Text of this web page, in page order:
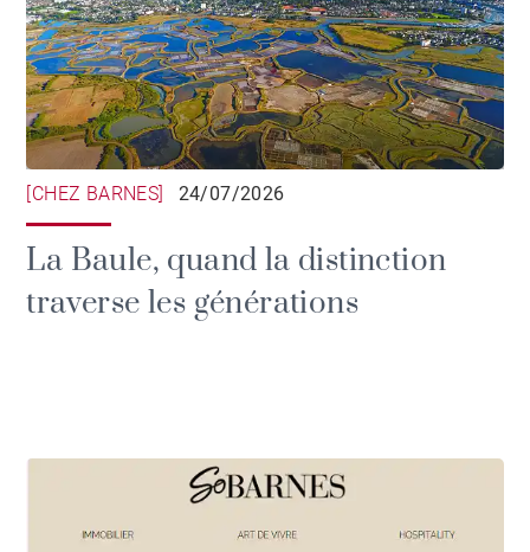
[CHEZ BARNES] 24/07/2026
La Baule, quand la distinction
traverse les générations